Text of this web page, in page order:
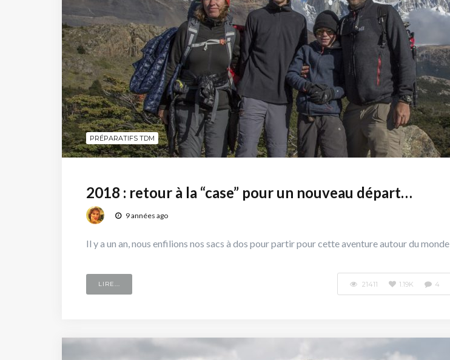
PRÉPARATIFS TDM
2018 : retour à la “case” pour un nouveau départ…
9 années ago
Il y a un an, nous enfilions nos sacs à dos pour partir pour cette aventure autour du monde
LIRE... 21411 1.19K 4